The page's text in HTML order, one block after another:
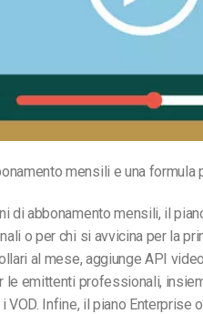
mensili e una formula
di abbonamento mensili, il
o per chi si avvicina per la
al mese, aggiunge API
le emittenti professionali,
VOD. Infine, il piano Enterprise